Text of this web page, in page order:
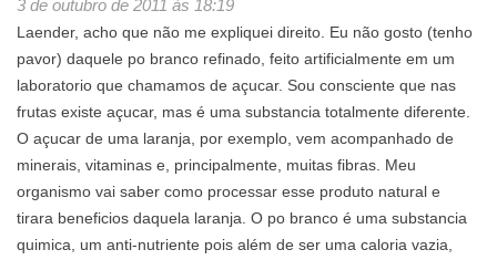
3 de outubro de 2011 às 18:19
Laender, acho que não me expliquei direito. Eu não gosto (tenho
pavor) daquele po branco refinado, feito artificialmente em um
laboratorio que chamamos de açucar. Sou consciente que nas
frutas existe açucar, mas é uma substancia totalmente diferente.
O açucar de uma laranja, por exemplo, vem acompanhado de
minerais, vitaminas e, principalmente, muitas fibras. Meu
organismo vai saber como processar esse produto natural e
tirara beneficios daquela laranja. O po branco é uma substancia
quimica, um anti-nutriente pois além de ser uma caloria vazia,